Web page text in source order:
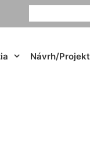
Návrh/Projekt